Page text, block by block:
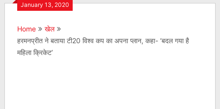
January 13, 2020
Home
खेल
हरमनप्रीत ने बताया टी20 विश्व कप का अपना प्लान, कहा- ‘बदल गया है
महिला क्रिकेट’